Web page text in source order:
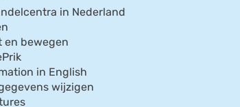
in Nederland
en bewegen
in English
wijzigen